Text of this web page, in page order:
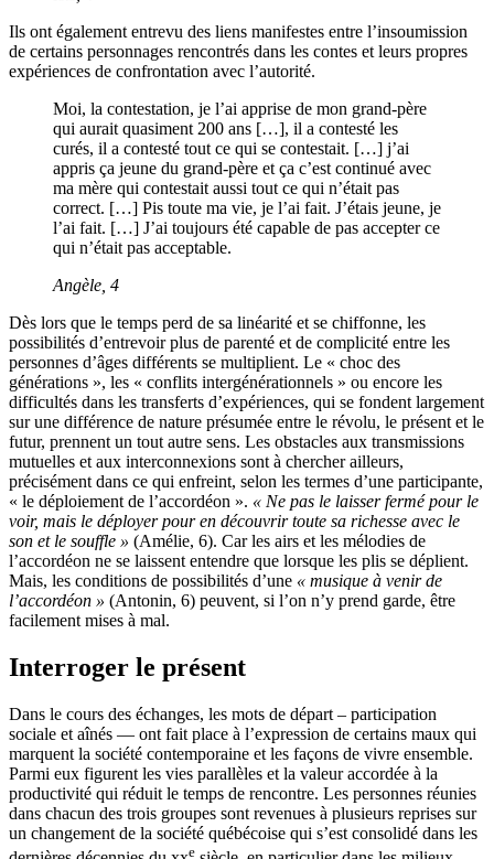
Ils ont également entrevu des liens manifestes entre l’insoumission
de certains personnages rencontrés dans les contes et leurs propres
expériences de confrontation avec l’autorité.
Moi, la contestation, je l’ai apprise de mon grand-père
qui aurait quasiment 200 ans […], il a contesté les
curés, il a contesté tout ce qui se contestait. […] j’ai
appris ça jeune du grand-père et ça c’est continué avec
ma mère qui contestait aussi tout ce qui n’était pas
correct. […] Pis toute ma vie, je l’ai fait. J’étais jeune, je
l’ai fait. […] J’ai toujours été capable de pas accepter ce
qui n’était pas acceptable.
Angèle, 4
Dès lors que le temps perd de sa linéarité et se chiffonne, les
possibilités d’entrevoir plus de parenté et de complicité entre les
personnes d’âges différents se multiplient. Le « choc des
générations », les « conflits intergénérationnels » ou encore les
difficultés dans les transferts d’expériences, qui se fondent largement
sur une différence de nature présumée entre le révolu, le présent et le
futur, prennent un tout autre sens. Les obstacles aux transmissions
mutuelles et aux interconnexions sont à chercher ailleurs,
précisément dans ce qui enfreint, selon les termes d’une participante,
« le déploiement de l’accordéon ». « Ne pas le laisser fermé pour le
voir, mais le déployer pour en découvrir toute sa richesse avec le
son et le souffle » (Amélie, 6). Car les airs et les mélodies de
l’accordéon ne se laissent entendre que lorsque les plis se déplient.
Mais, les conditions de possibilités d’une « musique à venir de
l’accordéon » (Antonin, 6) peuvent, si l’on n’y prend garde, être
facilement mises à mal.
Interroger le présent
Dans le cours des échanges, les mots de départ – participation
sociale et aînés — ont fait place à l’expression de certains maux qui
marquent la société contemporaine et les façons de vivre ensemble.
Parmi eux figurent les vies parallèles et la valeur accordée à la
productivité qui réduit le temps de rencontre. Les personnes réunies
dans chacun des trois groupes sont revenues à plusieurs reprises sur
un changement de la société québécoise qui s’est consolidé dans les
e